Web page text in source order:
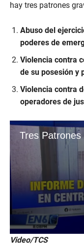
hay tres patrones
Abuso del
poderes de
Violencia contra
de su posesión y
Violencia contra
operadores de
Video/TCS